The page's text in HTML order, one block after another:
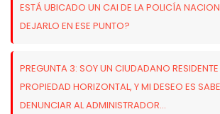
ESTÁ UBICADO UN CAI DE LA POLICÍA
DEJARLO EN ESE PUNTO?
PREGUNTA 3: SOY UN CIUDADANO
PROPIEDAD HORIZONTAL, Y MI DESEO ES
DENUNCIAR AL ADMINISTRADOR...